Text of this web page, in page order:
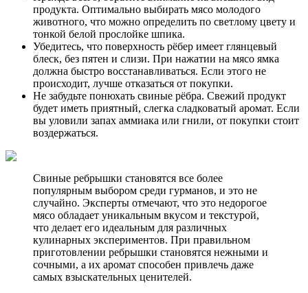
продукта. Оптимально выбирать мясо молодого
животного, что можно определить по светлому цвету и
тонкой белой прослойке шпика.
Убедитесь, что поверхность рёбер имеет глянцевый
блеск, без пятен и слизи. При нажатии на мясо ямка
должна быстро восстанавливаться. Если этого не
происходит, лучше отказаться от покупки.
Не забудьте понюхать свиные рёбра. Свежий продукт
будет иметь приятный, слегка сладковатый аромат. Если
вы уловили запах аммиака или гнили, от покупки стоит
воздержаться.
Свиные ребрышки становятся все более
популярным выбором среди гурманов, и это не
случайно. Эксперты отмечают, что это недорогое
мясо обладает уникальным вкусом и текстурой,
что делает его идеальным для различных
кулинарных экспериментов. При правильном
приготовлении ребрышки становятся нежными и
сочными, а их аромат способен привлечь даже
самых взыскательных ценителей.